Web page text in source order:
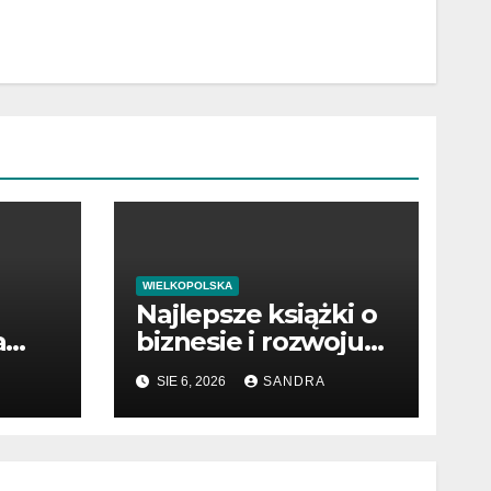
WIELKOPOLSKA
Najlepsze książki o
biznesie i rozwoju
firmy
SIE 6, 2026 SANDRA